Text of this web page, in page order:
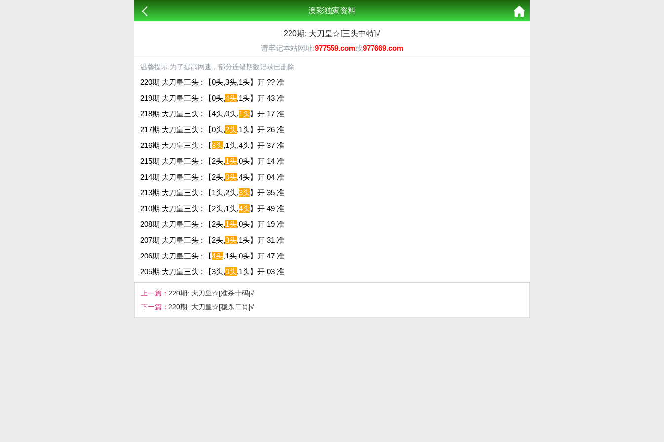
澳彩独家资料
220期: 大刀皇☆[三头中特]√
请牢记本站网址:977559.com或977669.com
温馨提示:为了提高网速，部分连错期数记录已删除
220期 大刀皇三头 : 【0头,3头,1头】开 ?? 准
219期 大刀皇三头 : 【0头,4头,1头】开 43 准
218期 大刀皇三头 : 【4头,0头,1头】开 17 准
217期 大刀皇三头 : 【0头,2头,1头】开 26 准
216期 大刀皇三头 : 【3头,1头,4头】开 37 准
215期 大刀皇三头 : 【2头,1头,0头】开 14 准
214期 大刀皇三头 : 【2头,0头,4头】开 04 准
213期 大刀皇三头 : 【1头,2头,3头】开 35 准
210期 大刀皇三头 : 【2头,1头,4头】开 49 准
208期 大刀皇三头 : 【2头,1头,0头】开 19 准
207期 大刀皇三头 : 【2头,3头,1头】开 31 准
206期 大刀皇三头 : 【4头,1头,0头】开 47 准
205期 大刀皇三头 : 【3头,0头,1头】开 03 准
上一篇： 220期: 大刀皇☆[准杀十码]√
下一篇： 220期: 大刀皇☆[稳杀二肖]√